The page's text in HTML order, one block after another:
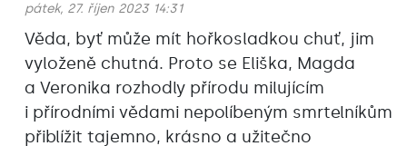
pátek, 27. říjen 2023 14:31
Věda, byť může mít hořkosladkou chuť, jim
vyloženě chutná. Proto se Eliška, Magda
a Veronika rozhodly přírodu milujícím
i přírodními vědami nepolíbeným smrtelníkům
přiblížit tajemno, krásno a užitečno